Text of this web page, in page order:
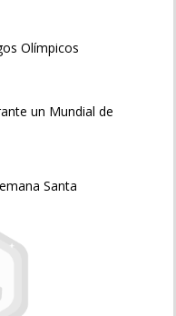
Olímpicos
un Mundial de
Santa